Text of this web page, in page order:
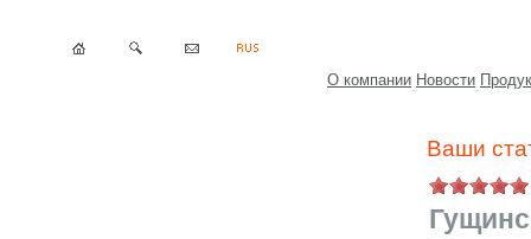
О компании Новости
Ваши